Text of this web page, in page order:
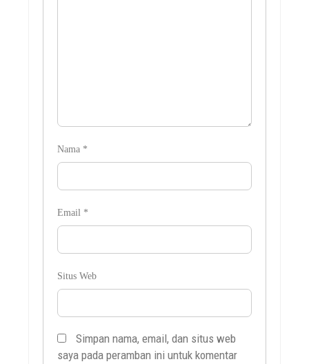
Nama *
Email *
Situs Web
Simpan nama, email, dan situs web
saya pada peramban ini untuk komentar